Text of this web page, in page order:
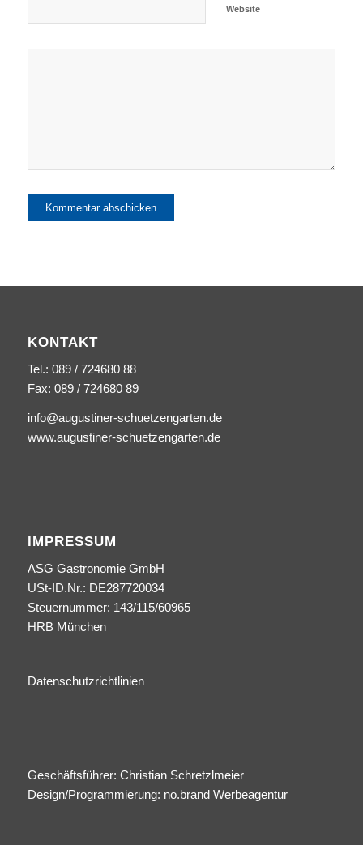
Website
KONTAKT
Tel.: 089 / 724680 88
Fax: 089 / 724680 89
info@augustiner-schuetzengarten.de
www.augustiner-schuetzengarten.de
IMPRESSUM
ASG Gastronomie GmbH
USt-ID.Nr.: DE287720034
Steuernummer: 143/115/60965
HRB München
Datenschutzrichtlinien
Geschäftsführer: Christian Schretzlmeier
Design/Programmierung: no.brand Werbeagentur